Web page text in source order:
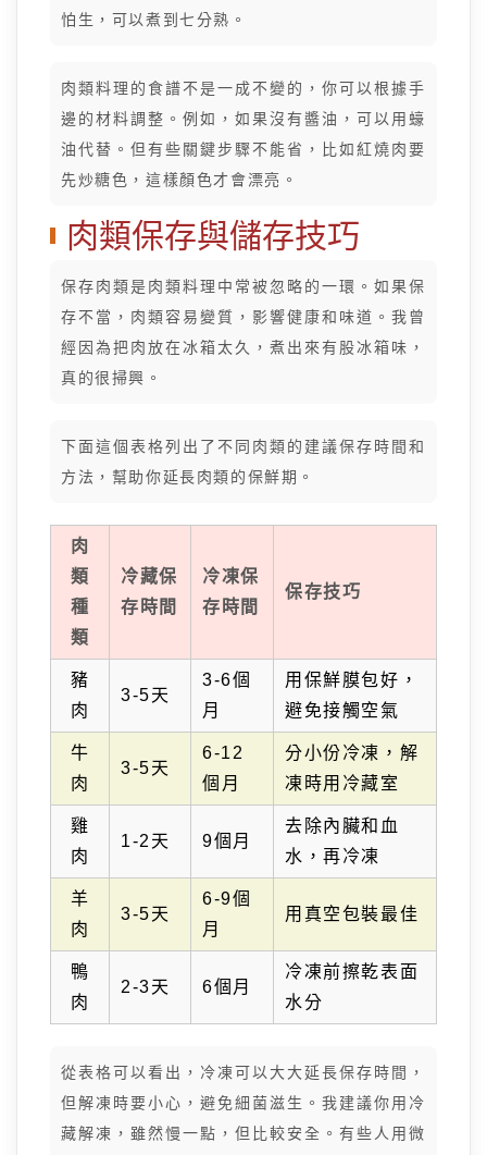
怕生，可以煮到七分熟。
肉類料理的食譜不是一成不變的，你可以根據手
邊的材料調整。例如，如果沒有醬油，可以用蠔
油代替。但有些關鍵步驟不能省，比如紅燒肉要
先炒糖色，這樣顏色才會漂亮。
肉類保存與儲存技巧
保存肉類是肉類料理中常被忽略的一環。如果保
存不當，肉類容易變質，影響健康和味道。我曾
經因為把肉放在冰箱太久，煮出來有股冰箱味，
真的很掃興。
下面這個表格列出了不同肉類的建議保存時間和
方法，幫助你延長肉類的保鮮期。
肉
類
種
類
冷藏保
存時間
冷凍保
存時間
保存技巧
豬
肉
3-5天
3-6個
月
用保鮮膜包好，
避免接觸空氣
牛
肉
3-5天
6-12
個月
分小份冷凍，解
凍時用冷藏室
雞
肉
1-2天 9個月
去除內臟和血
水，再冷凍
羊
肉
3-5天
6-9個
月
用真空包裝最佳
鴨
肉
2-3天 6個月
冷凍前擦乾表面
水分
從表格可以看出，冷凍可以大大延長保存時間，
但解凍時要小心，避免細菌滋生。我建議你用冷
藏解凍，雖然慢一點，但比較安全。有些人用微